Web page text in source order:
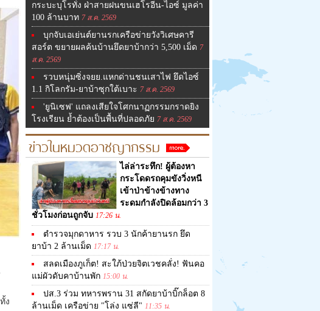
ง
กระบะบุโรทั่ง ฝ่าสายฝนขนเฮโรอีน-ไอซ์ มูลค่า
100 ล้านบาท 7 ส.ค. 2569
บุกจับเอเย่นต์ยานรกเครือข่ายวังวิเศษคารี
สอร์ต ขยายผลค้นบ้านยึดยาบ้ากว่า 5,500 เม็ด 7
ส.ค. 2569
รวบหนุ่มซิ่งจยย.แหกด่านชนเสาไฟ ยึดไอซ์
1.1 กิโลกรัม-ยาบ้าซุกใต้เบาะ 7 ส.ค. 2569
'ยูนิเซฟ' แถลงเสียใจโศกนาฏกรรมกราดยิง
โรงเรียน ย้ำต้องเป็นพื้นที่ปลอดภัย 7 ส.ค. 2569
ข่าวในหมวดอาชญากรรม
ไล่ล่าระทึก! ผู้ต้องหา
กระโดดรถคุมขังวิ่งหนี
เข้าป่าข้างข้างทาง
ระดมกำลังปิดล้อมกว่า 3
ชั่วโมงก่อนถูกจับ 17:26 น.
ตำรวจมุกดาหาร รวบ 3 นักค้ายานรก ยึด
ยาบ้า 2 ล้านเม็ด 17:17 น.
สลดเมืองภูเก็ต! สะใภ้ป่วยจิตเวชคลั่ง! ฟันคอ
แม่ผัวดับคาบ้านพัก 15:00 น.
ปส.3 ร่วม ทหารพราน 31 สกัดยาบ้าบิ๊กล็อต 8
ล้านเม็ด เครือข่าย "โล่ง แซ่ลี" 11:35 น.